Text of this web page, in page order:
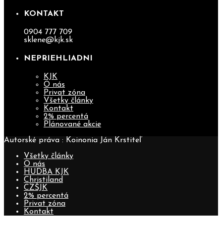
KONTAKT
0904 777 709
sklene@kjk.sk
NEPRIEHLIADNI
KJK
O nás
Privat zóna
Všetky články
Kontakt
2% percentá
Plánované akcie
Autorské práva : Koinonia Ján Krstiteľ
Všetky články
O nás
HUDBA KJK
Christiland
CZŠJK
2% percentá
Privat zóna
Kontakt